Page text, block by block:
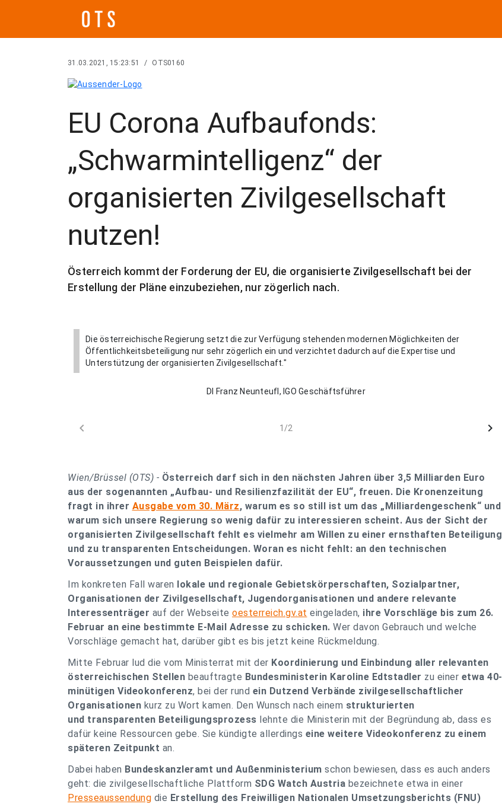
31.03.2021, 15:23:51 / OTS0160
EU Corona Aufbaufonds:
„Schwarmintelligenz“ der
organisierten Zivilgesellschaft
nutzen!
Österreich kommt der Forderung der EU, die organisierte Zivilgesellschaft bei der
Erstellung der Pläne einzubeziehen, nur zögerlich nach.
Die österreichische Regierung setzt die zur Verfügung stehenden modernen Möglichkeiten der
Öffentlichkeitsbeteiligung nur sehr zögerlich ein und verzichtet dadurch auf die Expertise und
Unterstützung der organisierten Zivilgesellschaft."
DI Franz Neunteufl, IGO Geschäftsführer
chevron_left 1/2 chevron_right
Wien/Brüssel (OTS) - Österreich darf sich in den nächsten Jahren über 3,5 Milliarden Euro
aus der sogenannten „Aufbau- und Resilienzfazilität der EU“, freuen. Die Kronenzeitung
fragt in ihrer Ausgabe vom 30. März, warum es so still ist um das „Milliardengeschenk“ und
warum sich unsere Regierung so wenig dafür zu interessieren scheint. Aus der Sicht der
organisierten Zivilgesellschaft fehlt es vielmehr am Willen zu einer ernsthaften Beteiligung
und zu transparenten Entscheidungen. Woran es nicht fehlt: an den technischen
Voraussetzungen und guten Beispielen dafür.
Im konkreten Fall waren lokale und regionale Gebietskörperschaften, Sozialpartner,
Organisationen der Zivilgesellschaft, Jugendorganisationen und andere relevante
Interessenträger auf der Webseite oesterreich.gv.at eingeladen, ihre Vorschläge bis zum 26.
Februar an eine bestimmte E-Mail Adresse zu schicken. Wer davon Gebrauch und welche
Vorschläge gemacht hat, darüber gibt es bis jetzt keine Rückmeldung.
Mitte Februar lud die vom Ministerrat mit der Koordinierung und Einbindung aller relevanten
österreichischen Stellen beauftragte Bundesministerin Karoline Edtstadler zu einer etwa 40-
minütigen Videokonferenz, bei der rund ein Dutzend Verbände zivilgesellschaftlicher
Organisationen kurz zu Wort kamen. Den Wunsch nach einem strukturierten
und transparenten Beteiligungsprozess lehnte die Ministerin mit der Begründung ab, dass es
dafür keine Ressourcen gebe. Sie kündigte allerdings eine weitere Videokonferenz zu einem
späteren Zeitpunkt an.
Dabei haben Bundeskanzleramt und Außenministerium schon bewiesen, dass es auch anders
geht: die zivilgesellschaftliche Plattform SDG Watch Austria bezeichnete etwa in einer
Presseaussendung die Erstellung des Freiwilligen Nationalen Umsetzungsberichts (FNU)